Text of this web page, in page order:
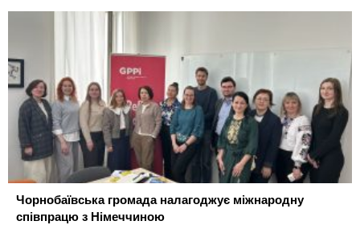
Чорнобаївська громада налагоджує міжнародну
співпрацю з Німеччиною